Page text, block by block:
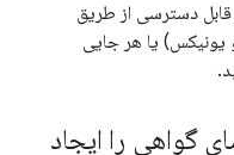
دسترسی از طریق
یا هر جایی
را ایجاد